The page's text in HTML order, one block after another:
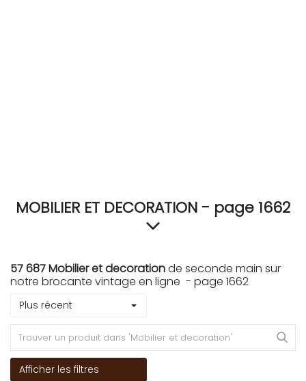
MOBILIER ET DECORATION - page 1662
57 687 Mobilier et decorationde seconde main sur
notre brocante vintage en ligne - page 1662
Plus récent
Afficher les filtres